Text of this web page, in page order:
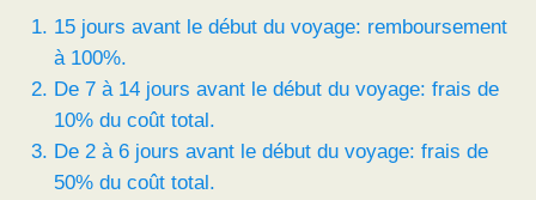
15 jours avant le début du voyage: remboursement
à 100%.
De 7 à 14 jours avant le début du voyage: frais de
10% du coût total.
De 2 à 6 jours avant le début du voyage: frais de
50% du coût total.